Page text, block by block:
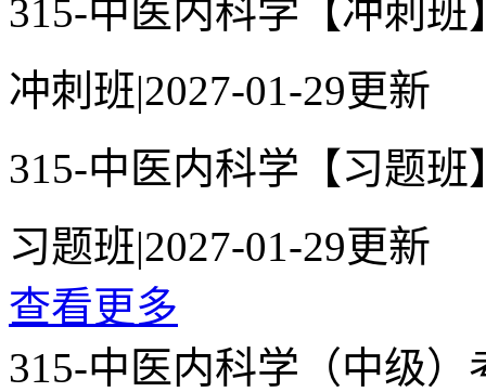
315-中医内科学【冲刺班
冲刺班|2027-01-29更新
315-中医内科学【习题班
习题班|2027-01-29更新
查看更多
315-中医内科学（中级）